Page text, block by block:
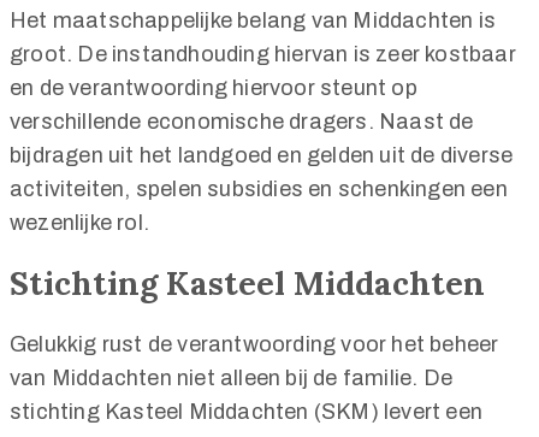
Het maatschappelijke belang van Middachten is
groot. De instandhouding hiervan is zeer kostbaar
en de verantwoording hiervoor steunt op
verschillende economische dragers. Naast de
bijdragen uit het landgoed en gelden uit de diverse
activiteiten, spelen subsidies en schenkingen een
wezenlijke rol.
Stichting Kasteel Middachten
Gelukkig rust de verantwoording voor het beheer
van Middachten niet alleen bij de familie. De
stichting Kasteel Middachten (SKM) levert een